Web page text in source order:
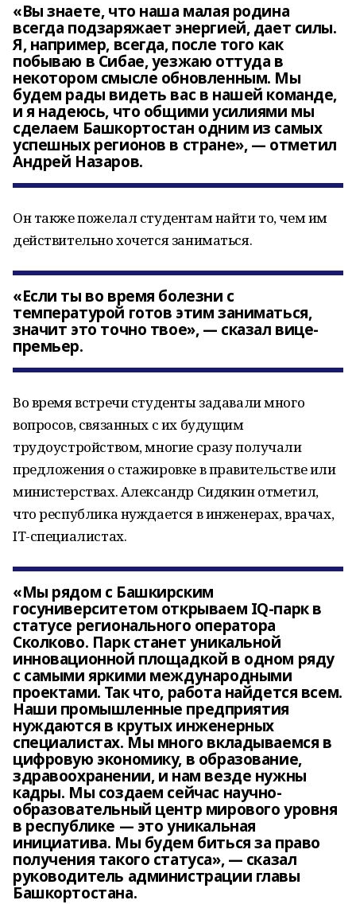
«Вы знаете, что наша малая родина
всегда подзаряжает энергией, дает силы.
Я, например, всегда, после того как
побываю в Сибае, уезжаю оттуда в
некотором смысле обновленным. Мы
будем рады видеть вас в нашей команде,
и я надеюсь, что общими усилиями мы
сделаем Башкортостан одним из самых
успешных регионов в стране», — отметил
Андрей Назаров.
Он также пожелал студентам найти то, чем им
действительно хочется заниматься.
«Если ты во время болезни с
температурой готов этим заниматься,
значит это точно твое», — сказал вице-
премьер.
Во время встречи студенты задавали много
вопросов, связанных с их будущим
трудоустройством, многие сразу получали
предложения о стажировке в правительстве или
министерствах. Александр Сидякин отметил,
что республика нуждается в инженерах, врачах,
IT-специалистах.
«Мы рядом с Башкирским
госуниверситетом открываем IQ-парк в
статусе регионального оператора
Сколково. Парк станет уникальной
инновационной площадкой в одном ряду
с самыми яркими международными
проектами. Так что, работа найдется всем.
Наши промышленные предприятия
нуждаются в крутых инженерных
специалистах. Мы много вкладываемся в
цифровую экономику, в образование,
здравоохранении, и нам везде нужны
кадры. Мы создаем сейчас научно-
образовательный центр мирового уровня
в республике — это уникальная
инициатива. Мы будем биться за право
получения такого статуса», — сказал
руководитель администрации главы
Башкортостана.